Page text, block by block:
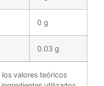
0 g
0.03 g
valores teóricos